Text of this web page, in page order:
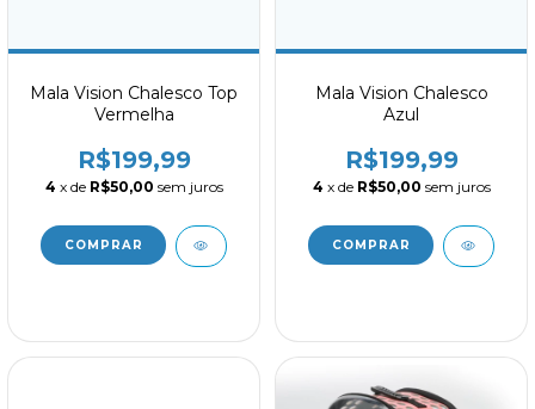
Mala Vision Chalesco Top
Vermelha
R$199,99
4 x de R$50,00 sem juros
Mala Vision Chalesco
Azul
R$199,99
4 x de R$50,00 sem juros